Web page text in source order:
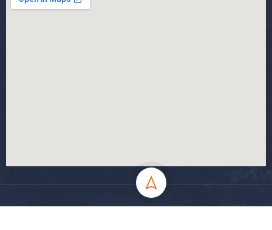
جميع الحقوق محفوظة جامعة المسيلة - 2024